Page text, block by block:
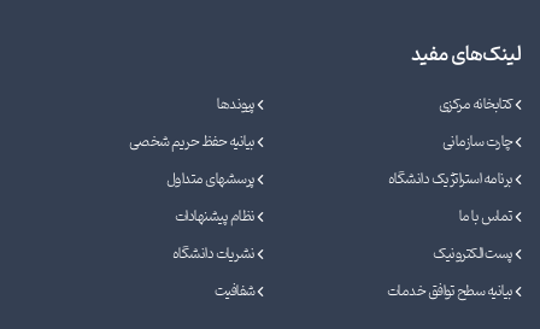
لینک‌های مفید
کتابخانه مرکزی
پیوندها
چارت سازمانی
بیانیه حفظ حریم شخصی
برنامه استراتژیک دانشگاه
پرسشهای متداول
تماس با ما
نظام پیشنهادات
پست الکترونیک
نشریات دانشگاه
بیانیه سطح توافق خدمات
شفافیت